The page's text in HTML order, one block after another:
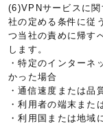
(6)VPNサービスに関
社の定める条件に従
つ当社の責めに帰す
します。
・特定のインターネ
かった場合
・通信速度または品
・利用者の端末また
・利用国または地域